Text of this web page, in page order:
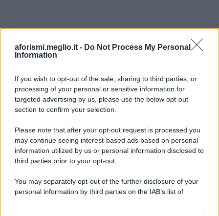
aforismi.meglio.it - Do Not Process My Personal
Information
If you wish to opt-out of the sale, sharing to third parties, or
processing of your personal or sensitive information for
targeted advertising by us, please use the below opt-out
section to confirm your selection.
Please note that after your opt-out request is processed you
may continue seeing interest-based ads based on personal
information utilized by us or personal information disclosed to
third parties prior to your opt-out.
You may separately opt-out of the further disclosure of your
personal information by third parties on the IAB’s list of
Ricevi LE FRASI PIÙ BELLE via e-mail
E-mail